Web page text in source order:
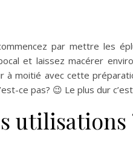
par mettre les
et laissez macérer
à moitié avec cette
ce pas? 😉 Le plus dur
utilisations